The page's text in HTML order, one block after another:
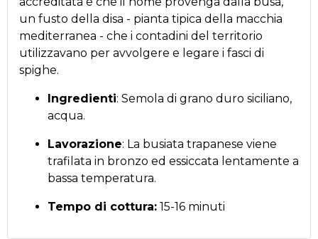
un fusto della disa - pianta tipica della macchia
mediterranea - che i contadini del territorio
utilizzavano per avvolgere e legare i fasci di
spighe.
Ingredienti: Semola di grano duro siciliano,
acqua.
Lavorazione: La busiata trapanese viene
trafilata in bronzo ed essiccata lentamente a
bassa temperatura.
Tempo di cottura: 15-16 minuti